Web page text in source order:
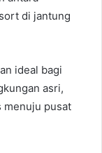
di jantung
ideal bagi
asri,
menuju pusat